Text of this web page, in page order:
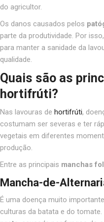
do agricultor.
Os danos causados pelos
parte da produtividade. Por
para manter a sanidade da
qualidade.
Quais são as
hortifrúti?
Nas lavouras de hortifrúti,
costumam ser severas e ter
vegetais em diferentes
produção.
Entre as principais manchas
Mancha-de-
É uma doença muito
culturas da batata e do